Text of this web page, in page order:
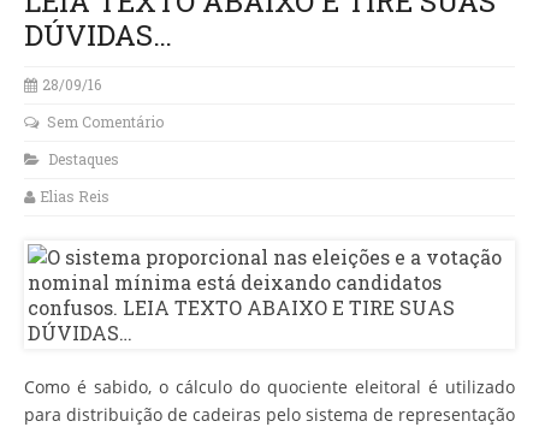
DÚVIDAS…
28/09/16
Sem Comentário
Destaques
Elias Reis
Como é sabido, o cálculo do quociente eleitoral é utilizado
para distribuição de cadeiras pelo sistema de representação